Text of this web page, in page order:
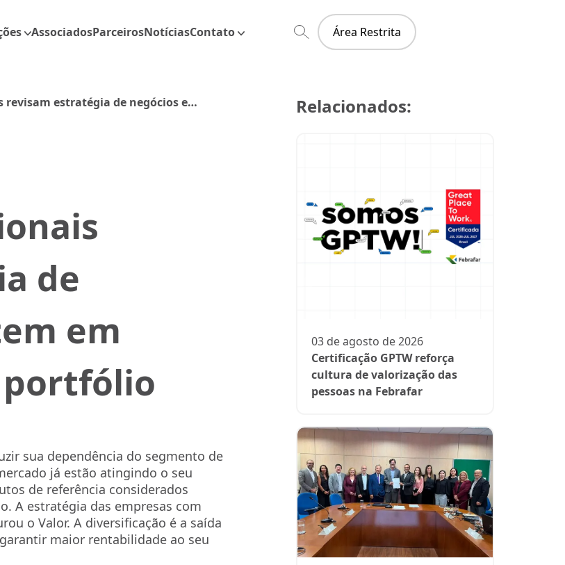
AssociadosParceirosNotíciasContato Área Restrita
estratégia de negócios e
de
em
sua dependência do segmento de
já estão atingindo o seu
de referência considerados
A estratégia das empresas com
o Valor. A diversificação é a saída
maior rentabilidade ao seu
Relacionados:
03 de agosto de 2026
Certificação GPTW reforça
cultura de valorização das
pessoas na Febrafar